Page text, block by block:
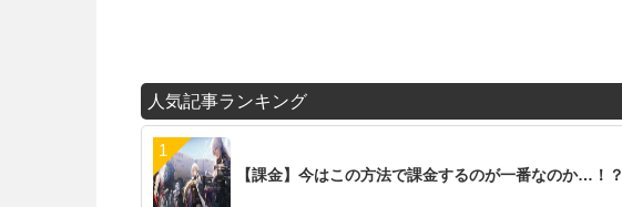
人気記事ランキング
【課金】今はこの方法で課金するのが一番なのか…！？